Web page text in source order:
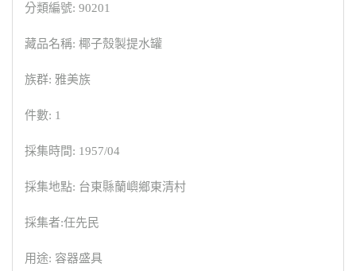
分類編號: 90201
藏品名稱: 椰子殼製提水罐
族群: 雅美族
件數: 1
採集時間: 1957/04
採集地點: 台東縣蘭嶼鄉東清村
採集者:任先民
用途: 容器盛具